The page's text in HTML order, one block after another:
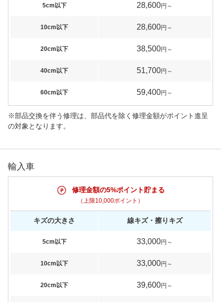
5cm以下 28,600円～
10cm以下 28,600円～
20cm以下 38,500円～
40cm以下 51,700円～
60cm以下 59,400円～
※部品交換を伴う修理は、部品代を除く修理金額がポイント進呈
の対象となります。
輸入車
修理金額の5%ポイント貯まる
（上限10,000ポイント）
キズの大きさ 線キズ・擦りキズ
5cm以下 33,000円～
10cm以下 33,000円～
20cm以下 39,600円～